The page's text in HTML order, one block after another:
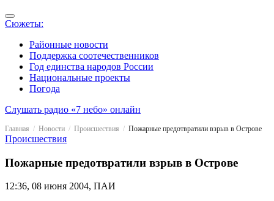
Сюжеты:
Районные новости
Поддержка соотечественников
Год единства народов России
Национальные проекты
Погода
Слушать радио «7 небо» онлайн
Главная Новости Происшествия Пожарные предотвратили взрыв в Острове
Происшествия
Пожарные предотвратили взрыв в Острове
12:36, 08 июня 2004, ПАИ